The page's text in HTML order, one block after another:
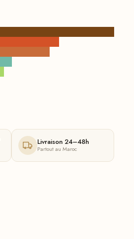
Livraison 24–48h
Partout au Maroc